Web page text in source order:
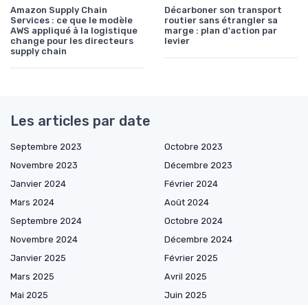
Amazon Supply Chain
Services : ce que le modèle
AWS appliqué à la logistique
change pour les directeurs
supply chain
Décarboner son transport
routier sans étrangler sa
marge : plan d'action par
levier
Les articles par date
Septembre 2023
Octobre 2023
Novembre 2023
Décembre 2023
Janvier 2024
Février 2024
Mars 2024
Août 2024
Septembre 2024
Octobre 2024
Novembre 2024
Décembre 2024
Janvier 2025
Février 2025
Mars 2025
Avril 2025
Mai 2025
Juin 2025